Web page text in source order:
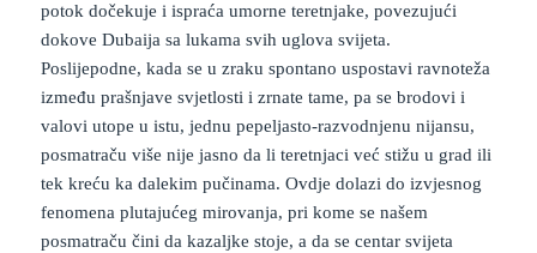
potok dočekuje i ispraća umorne teretnjake, povezujući
dokove Dubaija sa lukama svih uglova svijeta.
Poslijepodne, kada se u zraku spontano uspostavi ravnoteža
između prašnjave svjetlosti i zrnate tame, pa se brodovi i
valovi utope u istu, jednu pepeljasto-razvodnjenu nijansu,
posmatraču više nije jasno da li teretnjaci već stižu u grad ili
tek kreću ka dalekim pučinama. Ovdje dolazi do izvjesnog
fenomena plutajućeg mirovanja, pri kome se našem
posmatraču čini da kazaljke stoje, a da se centar svijeta